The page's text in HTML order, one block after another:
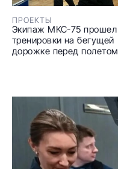
ПРОЕКТЫ
Экипаж МКС-75 прошел
тренировки на бегущей
дорожке перед полетом